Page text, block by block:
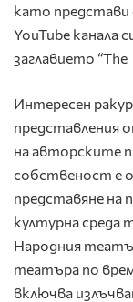
като
YouTube канала
заглавието “The
Интересен
представления
на авторските
собственост е
представяне на
културна среда
Народния
театъра по
включва